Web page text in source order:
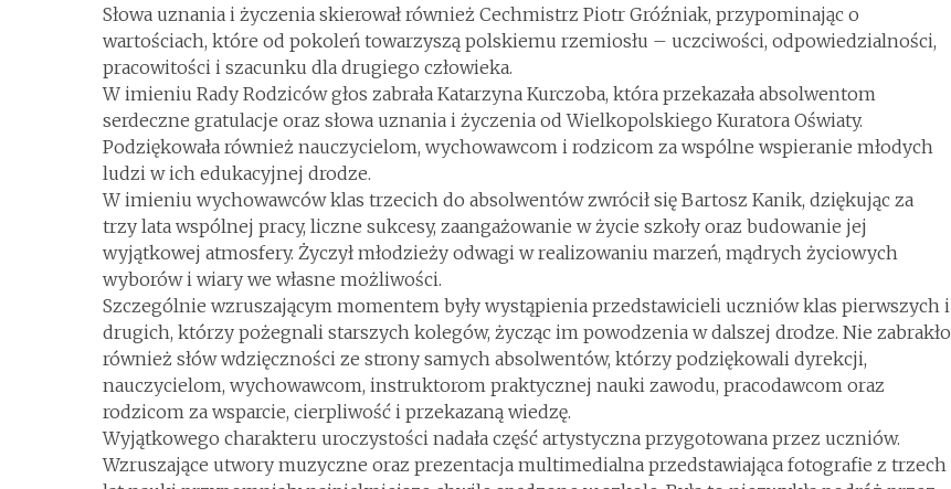
Słowa uznania i życzenia skierował również Cechmistrz Piotr Gróźniak, przypominając o
wartościach, które od pokoleń towarzyszą polskiemu rzemiosłu – uczciwości, odpowiedzialności,
pracowitości i szacunku dla drugiego człowieka.
W imieniu Rady Rodziców głos zabrała Katarzyna Kurczoba, która przekazała absolwentom
serdeczne gratulacje oraz słowa uznania i życzenia od Wielkopolskiego Kuratora Oświaty.
Podziękowała również nauczycielom, wychowawcom i rodzicom za wspólne wspieranie młodych
ludzi w ich edukacyjnej drodze.
W imieniu wychowawców klas trzecich do absolwentów zwrócił się Bartosz Kanik, dziękując za
trzy lata wspólnej pracy, liczne sukcesy, zaangażowanie w życie szkoły oraz budowanie jej
wyjątkowej atmosfery. Życzył młodzieży odwagi w realizowaniu marzeń, mądrych życiowych
wyborów i wiary we własne możliwości.
Szczególnie wzruszającym momentem były wystąpienia przedstawicieli uczniów klas pierwszych i
drugich, którzy pożegnali starszych kolegów, życząc im powodzenia w dalszej drodze. Nie zabrakło
również słów wdzięczności ze strony samych absolwentów, którzy podziękowali dyrekcji,
nauczycielom, wychowawcom, instruktorom praktycznej nauki zawodu, pracodawcom oraz
rodzicom za wsparcie, cierpliwość i przekazaną wiedzę.
Wyjątkowego charakteru uroczystości nadała część artystyczna przygotowana przez uczniów.
Wzruszające utwory muzyczne oraz prezentacja multimedialna przedstawiająca fotografie z trzech